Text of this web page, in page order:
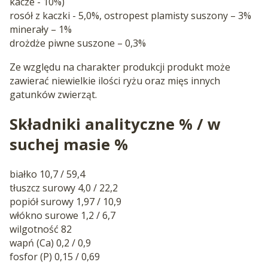
rosół z kaczki - 5,0%, ostropest plamisty suszony – 3%
minerały – 1%
drożdże piwne suszone – 0,3%
Ze względu na charakter produkcji produkt może
zawierać niewielkie ilości ryżu oraz mięs innych
gatunków zwierząt.
Składniki analityczne % / w
suchej masie %
białko 10,7 / 59,4
tłuszcz surowy 4,0 / 22,2
popiół surowy 1,97 / 10,9
włókno surowe 1,2 / 6,7
wilgotność 82
wapń (Ca) 0,2 / 0,9
fosfor (P) 0,15 / 0,69